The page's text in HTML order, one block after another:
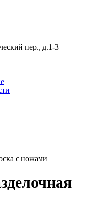
пер., д.1-3
с ножами